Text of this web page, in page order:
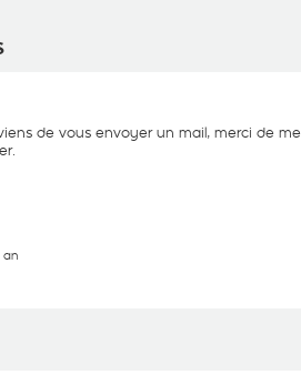
de vous envoyer un mail, merci de me
an